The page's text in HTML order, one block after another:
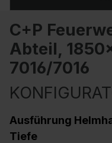
C+P
Abteil,
7016/7016
Ausführung
Tiefe